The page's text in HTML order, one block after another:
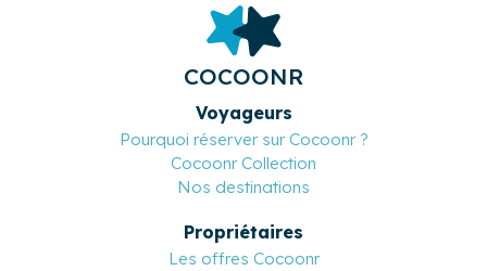
COCOONR
Voyageurs
Pourquoi réserver sur Cocoonr ?
Cocoonr Collection
Nos destinations
Propriétaires
Les offres Cocoonr